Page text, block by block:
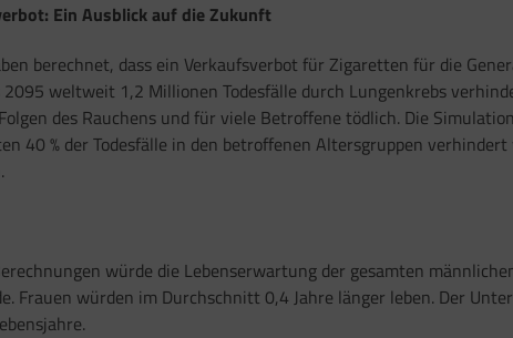
Ein Ausblick auf die Zukunft
berechnet, dass ein Verkaufsverbot für Zigaretten für die
weltweit 1,2 Millionen Todesfälle durch Lungenkrebs
des Rauchens und für viele Betroffene tödlich. Die
40 % der Todesfälle in den betroffenen Altersgruppen
würde die Lebenserwartung der gesamten
Frauen würden im Durchschnitt 0,4 Jahre länger leben. Der